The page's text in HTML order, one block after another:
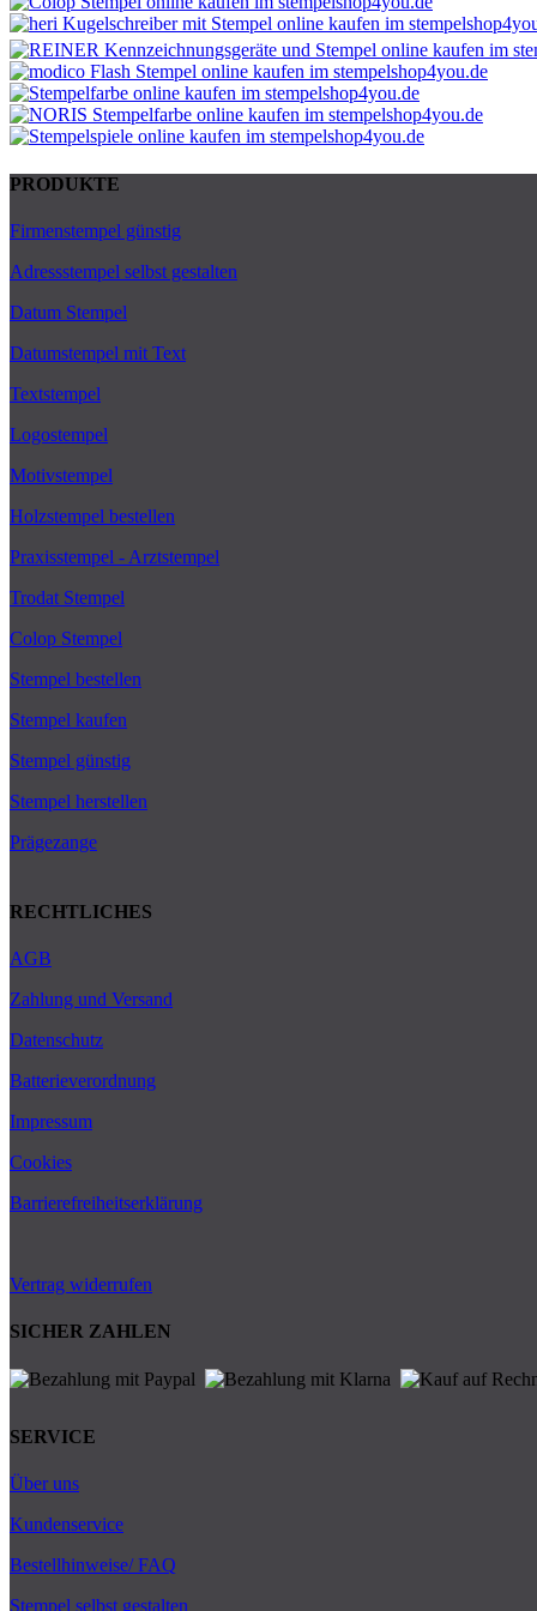
PRODUKTE
Firmenstempel günstig
Adressstempel selbst gestalten
Datum Stempel
Datumstempel mit Text
Textstempel
Logostempel
Motivstempel
Holzstempel bestellen
Praxisstempel - Arztstempel
Trodat Stempel
Colop Stempel
Stempel bestellen
Stempel kaufen
Stempel günstig
Stempel herstellen
Prägezange
RECHTLICHES
AGB
Zahlung und Versand
Datenschutz
Batterieverordnung
Impressum
Cookies
Barrierefreiheitserklärung
Vertrag widerrufen
SICHER ZAHLEN
SERVICE
Über uns
Kundenservice
Bestellhinweise/ FAQ
Stempel selbst gestalten